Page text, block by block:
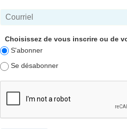
Choisissez de vous inscrire ou de
S'abonner
Se désabonner